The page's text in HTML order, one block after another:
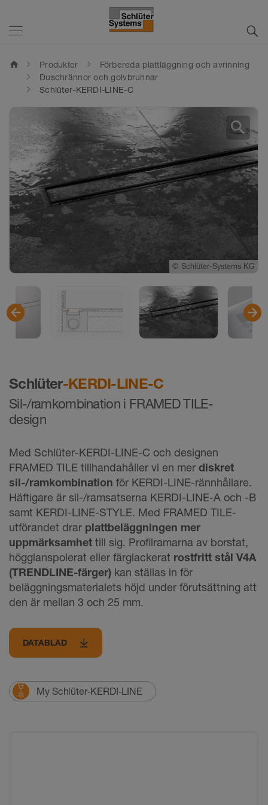
home Produkter
Förbereda plattläggning och avrinning
Duschrännor och golvbrunnar
Schlüter-KERDI-LINE-C
Schlüter-KERDI-LINE-C
Sil-/ramkombination i FRAMED TILE-
design
Med Schlüter-KERDI-LINE-C och designen
FRAMED TILE tillhandahåller vi en mer diskret
sil-/ramkombination för KERDI-LINE-rännhållare.
Häftigare är sil-/ramsatserna KERDI-LINE-A och -B
samt KERDI-LINE-STYLE. Med FRAMED TILE-
utförandet drar plattbeläggningen mer
uppmärksamhet till sig. Profilramarna av borstat,
högglanspolerat eller färglackerat rostfritt stål V4A
(TRENDLINE-färger) kan ställas in för
beläggningsmaterialets höjd under förutsättning att
den är mellan 3 och 25 mm.
DATABLAD
My Schlüter-KERDI-LINE
© Schlüter-Systems KG
© Schlüter-Systems KG
© Schlüter-Systems KG
© Schlüter-Systems KG
© Schlüter-Systems KG
search